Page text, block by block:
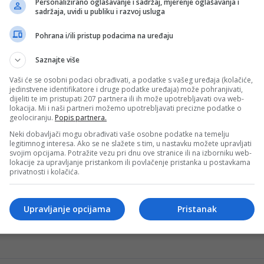
večeras, jednog vratio u ekipu
Italije, Đenaro Gatuzo odredio je spisak igrača na koje
Italije: Evo kako Gattuso planira poraziti Zmajeve
dello Sport posvetio je pažnju večerašnjem
mu se i drugi omiljeni defanzivac
se s ozbiljnim kadrovskim problemima uoči utakmice u
Personalizirano oglašavanje i sadržaj, mjerenje oglašavanja i
sadržaja, uvidi u publiku i razvoj usluga
Pohrana i/ili pristup podacima na uređaju
Saznajte više
Vaši će se osobni podaci obrađivati, a podatke s vašeg uređaja (kolačiće,
jedinstvene identifikatore i druge podatke uređaja) može pohranjivati,
dijeliti te im pristupati 207 partnera ili ih može upotrebljavati ova web-
lokacija. Mi i naši partneri možemo upotrebljavati precizne podatke o
geolociranju. Popis partnera.
Neki dobavljači mogu obrađivati vaše osobne podatke na temelju
legitimnog interesa. Ako se ne slažete s tim, u nastavku možete upravljati
svojim opcijama. Potražite vezu pri dnu ove stranice ili na izborniku web-
lokacije za upravljanje pristankom ili povlačenje pristanka u postavkama
privatnosti i kolačića.
Pristanak
Upravljanje opcijama